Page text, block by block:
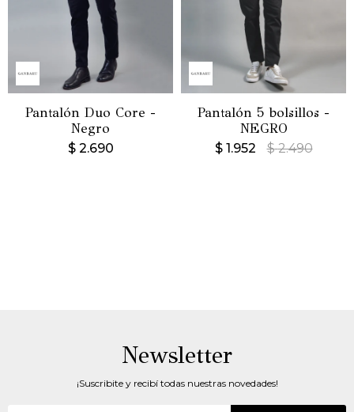
Pantalón Duo Core -
Negro
$ 2.690
Pantalón 5 bolsillos -
NEGRO
$ 1.952 $ 2.490
Newsletter
¡Suscribite y recibí todas nuestras novedades!